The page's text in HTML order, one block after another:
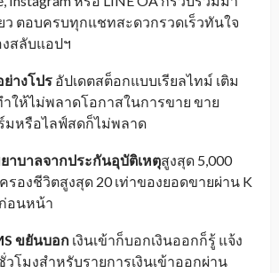
ว ตอบครบทุกแชทสะดวกรวดเร็วทันใจ
สลับแอปฯ
างโปร อัปเดตสต็อกแบบเรียลไทม์ เติม
ให้ไม่พลาดโอกาสในการขาย ขาย
มหรือไลฟ์สดก็ไม่พลาด
าบาลจากประกันอุบัติเหตุสูงสุด 5,000
องชีวิตสูงสุด 20 เท่าของยอดขายผ่าน K
อนหน้า
ขยันบอก เงินเข้าก็บอกเงินออกก็รู้ แจ้ง
วโมงสำหรับรายการเงินเข้าออกผ่าน